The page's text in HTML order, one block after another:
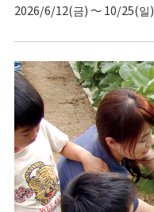
2026/6/12(금) ～ 10/25(일)